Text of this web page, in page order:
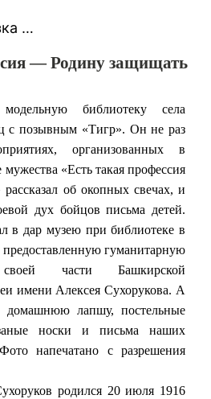
…
— Родину защищать
библиотеку села
с позывным «Тигр». Он не раз
организованных в
«Есть такая профессия
об окопных свечах, и
дух бойцов письма детей.
в дар музею при библиотеке в
предоставленную гуманитарную
части Башкирской
имени Алексея Сухорукова. А
лапшу, постельные
носки и письма наших
напечатано с разрешения
родился 20 июля 1916